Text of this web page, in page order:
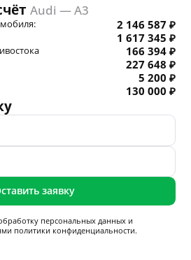
Audi — A3
2 146 587 ₽
1 617 345 ₽
166 394 ₽
227 648 ₽
5 200 ₽
130 000 ₽
заявку
персональных данныхи
политики конфиденциальности.